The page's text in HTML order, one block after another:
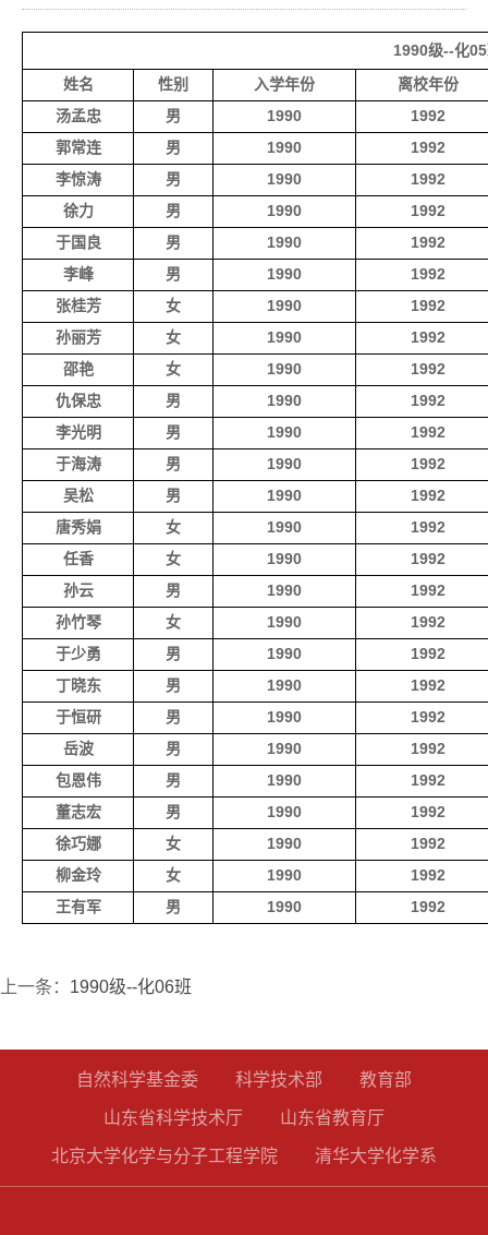
1990级--化
姓名
性别 入学年份
离校年份
汤孟忠
男 1990
1992
郭常连
男 1990
1992
李惊涛
男 1990
1992
徐力
男 1990
1992
于国良
男 1990
1992
李峰
男 1990
1992
张桂芳
女 1990
1992
孙丽芳
女 1990
1992
邵艳
女 1990
1992
仇保忠
男 1990
1992
李光明
男 1990
1992
于海涛
男 1990
1992
吴松
男 1990
1992
唐秀娟
女 1990
1992
任香
女 1990
1992
孙云
男 1990
1992
孙竹琴
女 1990
1992
于少勇
男 1990
1992
丁晓东
男 1990
1992
于恒研
男 1990
1992
岳波
男 1990
1992
包恩伟
男 1990
1992
董志宏
男 1990
1992
徐巧娜
女 1990
1992
柳金玲
女 1990
1992
王有军
男 1990 1992
上一条： 1990级--化06班
自然科学基金委 科学技术部 教育部
山东省科学技术厅 山东省教育厅
北京大学化学与分子工程学院 清华大学化学系